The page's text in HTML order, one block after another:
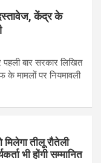
केंद्र के
बार सरकार लिखित
के मामलों पर नियमावली
तीलू रौतेली
भी होंगी सम्मानित